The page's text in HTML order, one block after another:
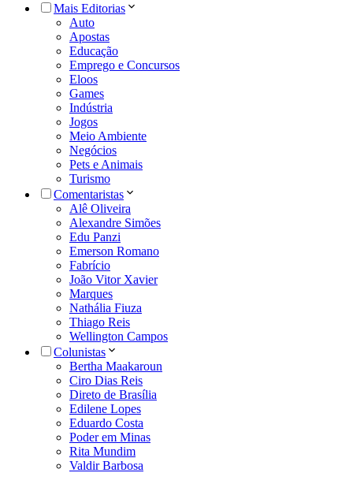
Mais Editorias
Auto
Apostas
Educação
Emprego e Concursos
Eloos
Games
Indústria
Jogos
Meio Ambiente
Negócios
Pets e Animais
Turismo
Comentaristas
Alê Oliveira
Alexandre Simões
Edu Panzi
Emerson Romano
Fabrício
João Vitor Xavier
Marques
Nathália Fiuza
Thiago Reis
Wellington Campos
Colunistas
Bertha Maakaroun
Ciro Dias Reis
Direto de Brasília
Edilene Lopes
Eduardo Costa
Poder em Minas
Rita Mundim
Valdir Barbosa